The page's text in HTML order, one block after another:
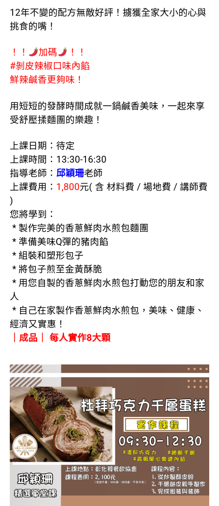
12年不變的配方無敵好評！擄獲全家大小的心與
挑食的嘴！
！！ 加碼
！！
#剝皮辣椒口味內餡
鮮辣鹹香更夠味！
用短短的發酵時間成就一鍋鹹香美味，一起來享
受舒壓揉麵團的樂趣！
上課日期：待定
上課時間：13:30-16:30
指導老師： 邱穎珊老師
上課費用： 1,800元( 含 材料費 / 場地費 / 講師費
)
您將學到：
* 製作完美的香蔥鮮肉水煎包麵團
* 準備美味Q彈的豬肉餡
* 組裝和塑形包子
* 將包子煎至金黃酥脆
* 用您自製的香蔥鮮肉水煎包打動您的朋友和家
人
* 自己在家製作香蔥鮮肉水煎包，美味、健康、
經濟又實惠！
｜成品｜ 每人實作8大顆